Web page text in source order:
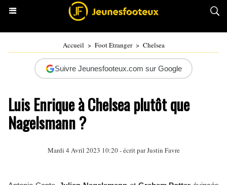
Accueil > Foot Etranger > Chelsea
Suivre Jeunesfooteux.com sur Google
Luis Enrique à Chelsea plutôt que
Nagelsmann ?
Mardi 4 Avril 2023 10:20 - écrit parJustin Favre